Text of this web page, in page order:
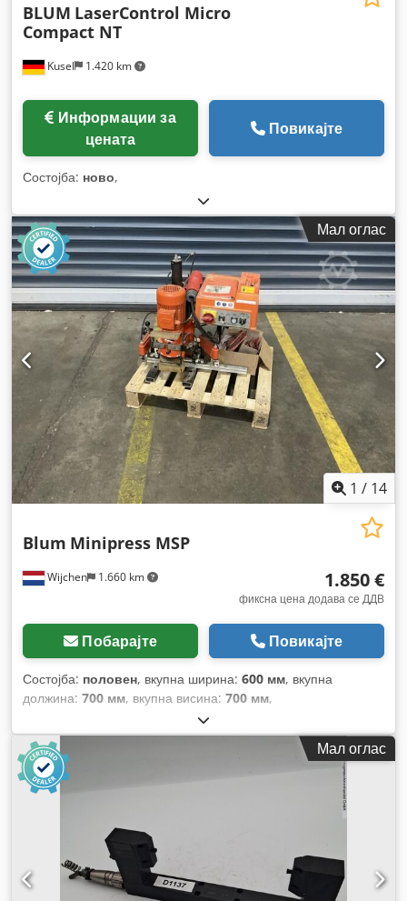
Kusel 1.420 km
BLUM LaserControl Micro
Compact NT
цената
Повикајте
Состојба: ново,
Мал оглас
1 / 14
Wijchen 1.660 km
Blum Minipress MSP
1.850 €
фиксна цена додава се ДДВ
Побарајте Повикајте
Состојба: половен, вкупна ширина: 600 мм, вкупна
должина: 700 мм, вкупна висина: 700 мм,
Мал оглас